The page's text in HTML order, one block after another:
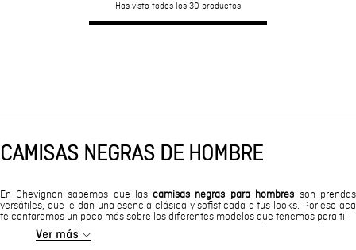
Has visto todos los 30 productos
CAMISAS NEGRAS DE HOMBRE
En Chevignon sabemos que las camisas negras para hombres son prendas
versátiles, que le dan una esencia clásica y sofisticada a tus looks. Por eso acá
te contaremos un poco más sobre los diferentes modelos que tenemos para ti.